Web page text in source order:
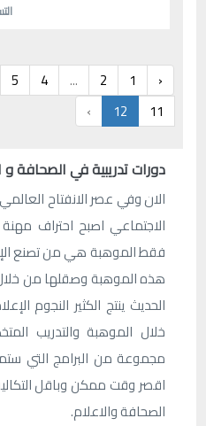
‹
1
2
...
4
5
11
12
›
دورات تدريبية في الصحافة و
الان وفي عصر الانفتاح
الاجتماعي اصبح احتراف
فقط الموهبة هي من تصنع
هذه الموهبة وصقلها من
الحديث ينتج الكثير النجوم
خلال الموهبة والتدريب
مجموعة من البرامج التي
اقصر وقت ممكن وباقل
الصحافة والاعلام.